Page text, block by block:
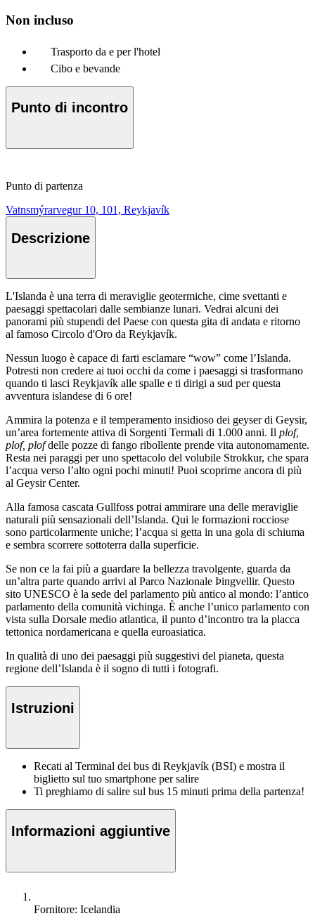
Non incluso
Trasporto da e per l'hotel
Cibo e bevande
Punto di incontro
Punto di partenza
Vatnsmýrarvegur 10, 101, Reykjavík
Descrizione
L'Islanda è una terra di meraviglie geotermiche, cime svettanti e
paesaggi spettacolari dalle sembianze lunari. Vedrai alcuni dei
panorami più stupendi del Paese con questa gita di andata e ritorno
al famoso Circolo d'Oro da Reykjavík.
Nessun luogo è capace di farti esclamare “wow” come l’Islanda.
Potresti non credere ai tuoi occhi da come i paesaggi si trasformano
quando ti lasci Reykjavík alle spalle e ti dirigi a sud per questa
avventura islandese di 6 ore!
Ammira la potenza e il temperamento insidioso dei geyser di Geysir,
un’area fortemente attiva di Sorgenti Termali di 1.000 anni. Il plof,
plof, plofdelle pozze di fango ribollente prende vita autonomamente.
Resta nei paraggi per uno spettacolo del volubile Strokkur, che spara
l’acqua verso l’alto ogni pochi minuti! Puoi scoprirne ancora di più
al Geysir Center.
Alla famosa cascata Gullfoss potrai ammirare una delle meraviglie
naturali più sensazionali dell’Islanda. Qui le formazioni rocciose
sono particolarmente uniche; l’acqua si getta in una gola di schiuma
e sembra scorrere sottoterra dalla superficie.
Se non ce la fai più a guardare la bellezza travolgente, guarda da
un’altra parte quando arrivi al Parco Nazionale Þingvellir. Questo
sito UNESCO è la sede del parlamento più antico al mondo: l’antico
parlamento della comunità vichinga. È anche l’unico parlamento con
vista sulla Dorsale medio atlantica, il punto d’incontro tra la placca
tettonica nordamericana e quella euroasiatica.
In qualità di uno dei paesaggi più suggestivi del pianeta, questa
regione dell’Islanda è il sogno di tutti i fotografi.
Istruzioni
Recati al Terminal dei bus di Reykjavík (BSI) e mostra il
biglietto sul tuo smartphone per salire
Ti preghiamo di salire sul bus 15 minuti prima della partenza!
Informazioni aggiuntive
Fornitore: Icelandia